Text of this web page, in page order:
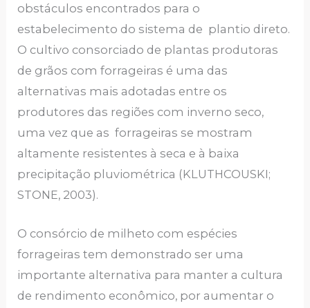
obstáculos encontrados para o
estabelecimento do sistema de plantio direto.
O cultivo consorciado de plantas produtoras
de grãos com forrageiras é uma das
alternativas mais adotadas entre os
produtores das regiões com inverno seco,
uma vez que as forrageiras se mostram
altamente resistentes à seca e à baixa
precipitação pluviométrica (KLUTHCOUSKI;
STONE, 2003).
O consórcio de milheto com espécies
forrageiras tem demonstrado ser uma
importante alternativa para manter a cultura
de rendimento econômico, por aumentar o